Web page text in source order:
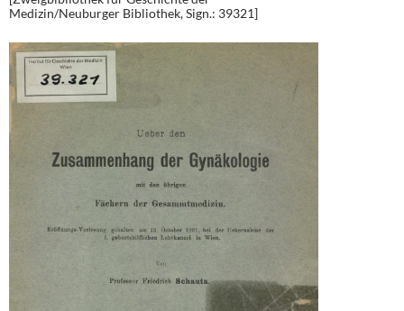
Medizin/Neuburger Bibliothek, Sign.: 39321]